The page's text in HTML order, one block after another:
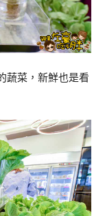
蔬菜，新鮮也是看